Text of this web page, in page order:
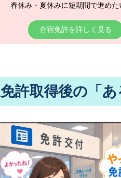
春休み・夏休みに短期間で進めた
合宿免許を詳しく見る
免許取得後の「